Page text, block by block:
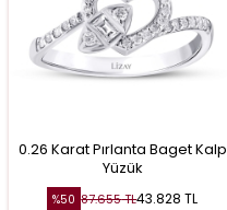
0.26 Karat Pırlanta Baget Kalp
Yüzük
%50 87.655TL43.828 TL